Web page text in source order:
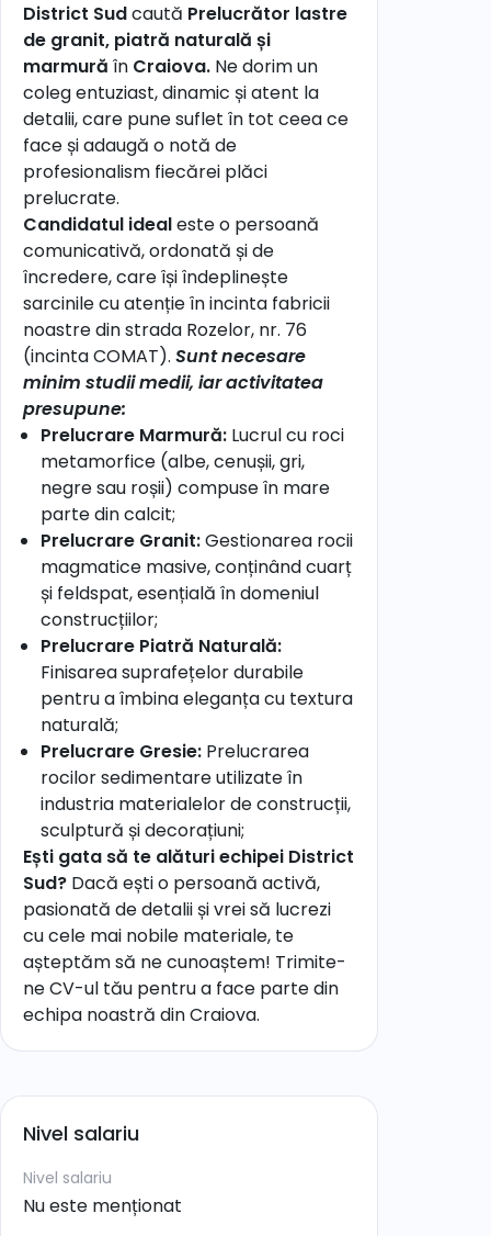
District Sudcaută Prelucrător lastre
de granit, piatră naturală și
marmură în Craiova. Ne dorim un
coleg entuziast, dinamic și atent la
detalii, care pune suflet în tot ceea ce
face și adaugă o notă de
profesionalism fiecărei plăci
prelucrate.
Candidatul idealeste o persoană
comunicativă, ordonată și de
încredere, care își îndeplinește
sarcinile cu atenție în incinta fabricii
noastre din strada Rozelor, nr. 76
(incinta COMAT). Sunt necesare
minim studii medii, iar activitatea
presupune:
Prelucrare Marmură: Lucrul cu roci
metamorfice (albe, cenușii, gri,
negre sau roșii) compuse în mare
parte din calcit;
Prelucrare Granit:Gestionarea rocii
magmatice masive, conținând cuarț
și feldspat, esențială în domeniul
construcțiilor;
Prelucrare Piatră Naturală:
Finisarea suprafețelor durabile
pentru a îmbina eleganța cu textura
naturală;
Prelucrare Gresie: Prelucrarea
rocilor sedimentare utilizate în
industria materialelor de construcții,
sculptură și decorațiuni;
Ești gata să te alături echipei District
Sud? Dacă ești o persoană activă,
pasionată de detalii și vrei să lucrezi
cu cele mai nobile materiale, te
așteptăm să ne cunoaștem! Trimite-
ne CV-ul tău pentru a face parte din
echipa noastră din Craiova.
Nivel salariu
Nivel salariu
Nu este menționat